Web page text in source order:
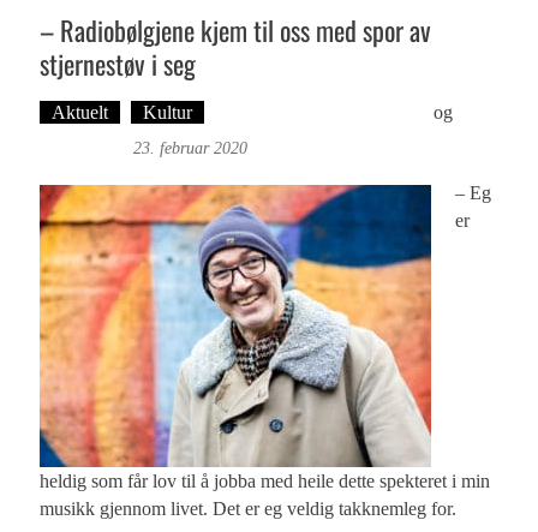
– Radiobølgjene kjem til oss med spor av
stjernestøv i seg
Aktuelt Kultur og
23. februar 2020
– Eg
er
heldig som får lov til å jobba med heile dette spekteret i min
musikk gjennom livet. Det er eg veldig takknemleg for.